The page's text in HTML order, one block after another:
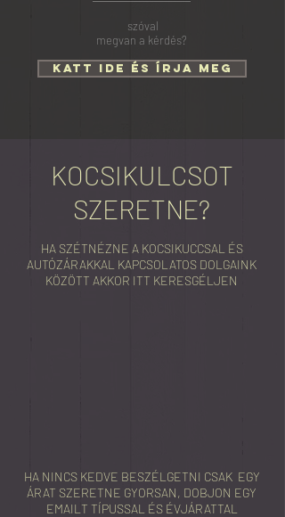
szóval
megvan a kérdés?
katt ide és írja meg
KOCSIKULCSOT
SZERETNE?
HA SZÉTNÉZNE A KOCSIKUCCSAL ÉS
AUTÓZÁRAKKAL KAPCSOLATOS DOLGAINK
KÖZÖTT AKKOR ITT KERESGÉLJEN
HA NINCS KEDVE BESZÉLGETNI CSAK EGY
ÁRAT SZERETNE GYORSAN, DOBJON EGY
EMAILT TÍPUSSAL ÉS ÉVJÁRATTAL